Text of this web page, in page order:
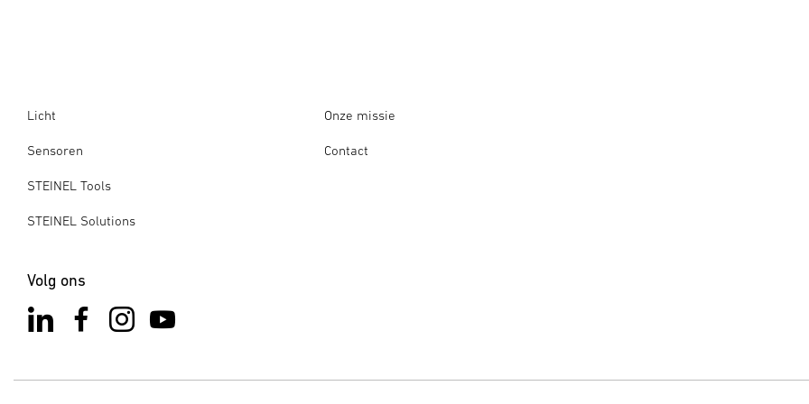
Licht
Sensoren
STEINEL Tools
STEINEL Solutions
Onze missie
Contact
Volg ons